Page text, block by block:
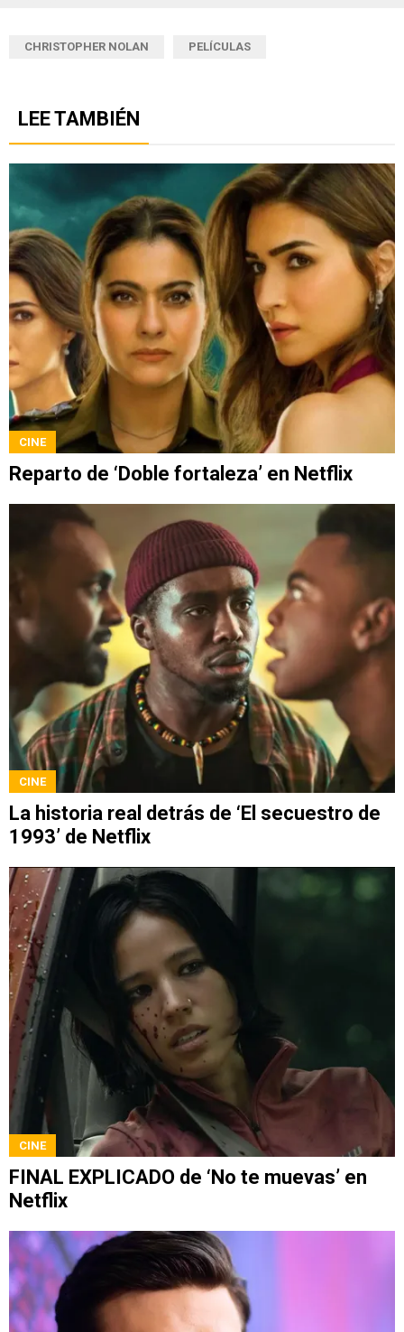
CHRISTOPHER NOLAN PELÍCULAS
LEE TAMBIÉN
CINE
Reparto de ‘Doble fortaleza’ en Netflix
CINE
La historia real detrás de ‘El secuestro de
1993’ de Netflix
CINE
FINAL EXPLICADO de ‘No te muevas’ en
Netflix